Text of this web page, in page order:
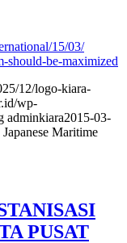
15/03/
should-be-maximized
12/logo-kiara-
wp-
adminkiara2015-03-
Maritime
PUSAT